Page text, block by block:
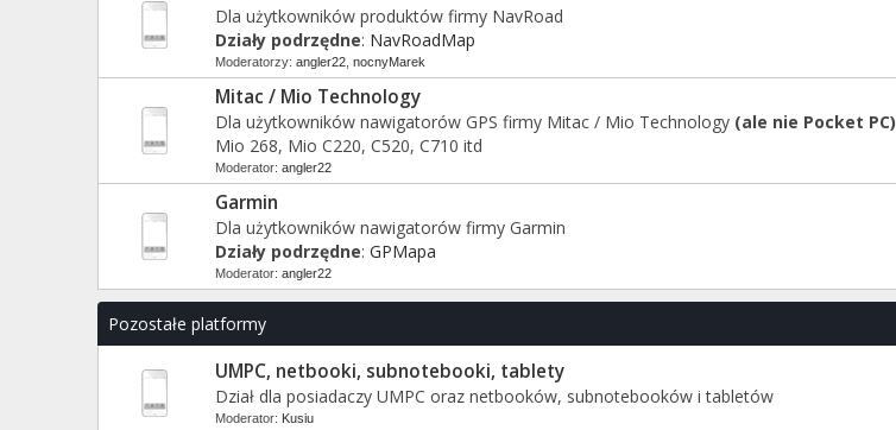
Dla użytkowników produktów firmy NavRoad
Działy podrzędne: NavRoadMap
Moderatorzy:angler22 ,nocnyMarek
Mitac / Mio Technology
Dla użytkowników nawigatorów GPS firmy Mitac / Mio Technology (ale nie Pocket PC)
Mio 268, Mio C220, C520, C710 itd
Moderator:angler22
Garmin
Dla użytkowników nawigatorów firmy Garmin
Działy podrzędne:GPMapa
Moderator:angler22
Pozostałe platformy
UMPC, netbooki, subnotebooki, tablety
Dział dla posiadaczy UMPC oraz netbooków, subnotebooków i tabletów
Moderator: Kusiu